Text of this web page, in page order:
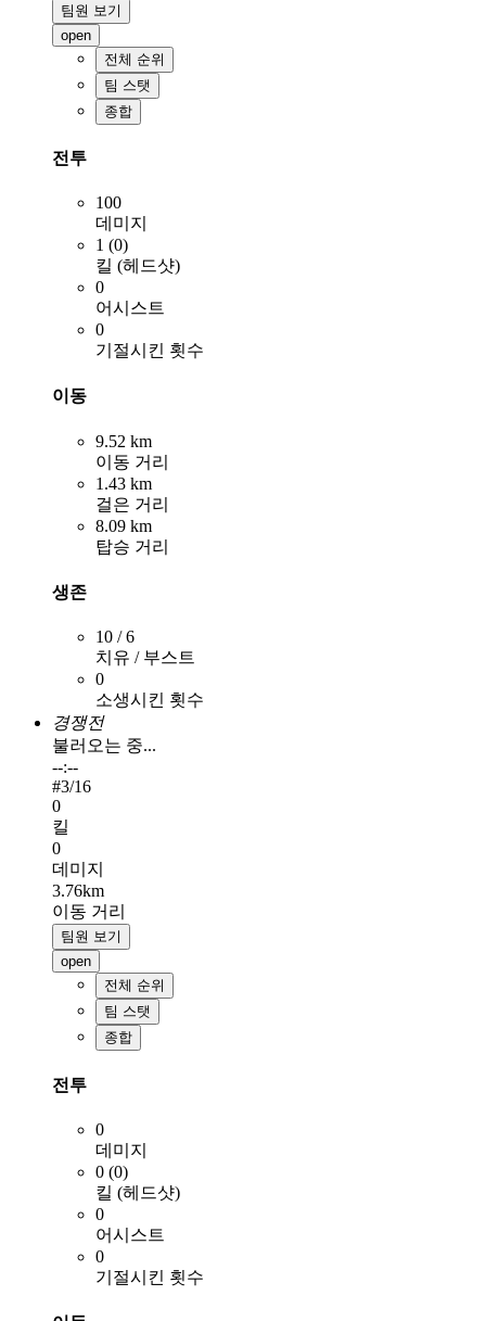
팀원 보기
open
전체 순위
팀 스탯
종합
전투
100
데미지
1 (0)
킬 (헤드샷)
0
어시스트
0
기절시킨 횟수
이동
9.52 km
이동 거리
1.43 km
걸은 거리
8.09 km
탑승 거리
생존
10 / 6
치유 / 부스트
0
소생시킨 횟수
경쟁전
불러오는 중...
--:--
#3/16
0
킬
0
데미지
3.76km
이동 거리
팀원 보기
open
전체 순위
팀 스탯
종합
전투
0
데미지
0 (0)
킬 (헤드샷)
0
어시스트
0
기절시킨 횟수